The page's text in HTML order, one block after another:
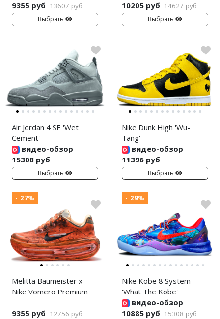
9355 руб 13607 руб
Выбрать
10205 руб 14627 руб
Выбрать
Air Jordan 4 SE 'Wet
Cement'
видео-обзор
15308 руб
Выбрать
Nike Dunk High 'Wu-
Tang'
видео-обзор
11396 руб
Выбрать
- 27%
Melitta Baumeister x
Nike Vomero Premium
9355 руб 12756 руб
- 29%
Nike Kobe 8 System
'What The Kobe'
видео-обзор
10885 руб 15308 руб